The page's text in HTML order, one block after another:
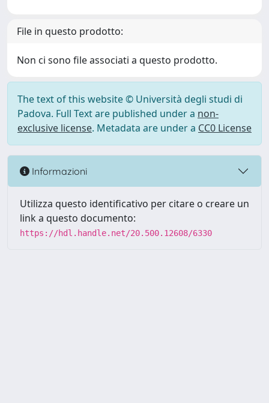
File in questo prodotto:
Non ci sono file associati a questo prodotto.
The text of this website © Università degli studi di
Padova. Full Text are published under a non-
exclusive license. Metadata are under a CC0 License
Informazioni
Utilizza questo identificativo per citare o creare un
link a questo documento:
https://hdl.handle.net/20.500.12608/6330